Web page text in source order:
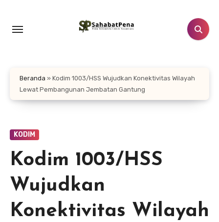
konten
Beranda » Kodim 1003/HSS Wujudkan Konektivitas Wilayah
Lewat Pembangunan Jembatan Gantung
KODIM
Kodim 1003/HSS
Wujudkan
Konektivitas Wilayah